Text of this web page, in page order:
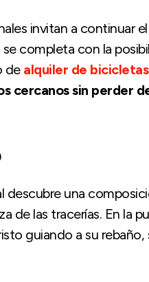
invitan a continuar
completa con la
de alquiler de
cercanos sin perder
descubre una
de las tracerías. En la
guiando a su